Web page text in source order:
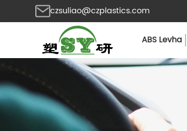
czsuliao@czplastics.com
ABS Levha